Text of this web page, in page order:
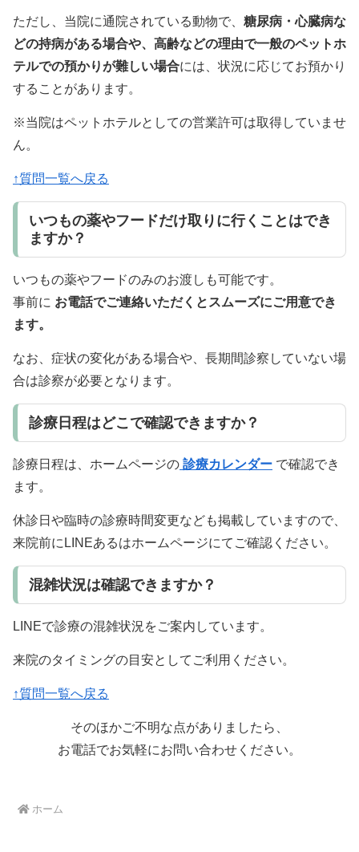
ただし、当院に通院されている動物で、 糖尿病・心臓病な
どの持病がある場合や、高齢などの理由で一般のペットホ
テルでの預かりが難しい場合には、状況に応じてお預かり
することがあります。
※当院はペットホテルとしての営業許可は取得していませ
ん。
↑質問一覧へ戻る
いつもの薬やフードだけ取りに行くことはでき
ますか？
いつもの薬やフードのみのお渡しも可能です。
事前に お電話でご連絡いただくとスムーズにご用意でき
ます。
なお、症状の変化がある場合や、長期間診察していない場
合は診察が必要となります。
診療日程はどこで確認できますか？
診療日程は、ホームページの 診療カレンダー で確認でき
ます。
休診日や臨時の診療時間変更なども掲載していますので、
来院前にLINEあるはホームページにてご確認ください。
混雑状況は確認できますか？
LINEで診療の混雑状況をご案内しています。
来院のタイミングの目安としてご利用ください。
↑質問一覧へ戻る
そのほかご不明な点がありましたら、
お電話でお気軽にお問い合わせください。
ホーム